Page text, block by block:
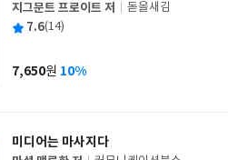
글
쓴
지그문트 프로이트 저
출
사
돋을새김
평 7.6(14)
가
7,650원 10%
미디어는 마사지다